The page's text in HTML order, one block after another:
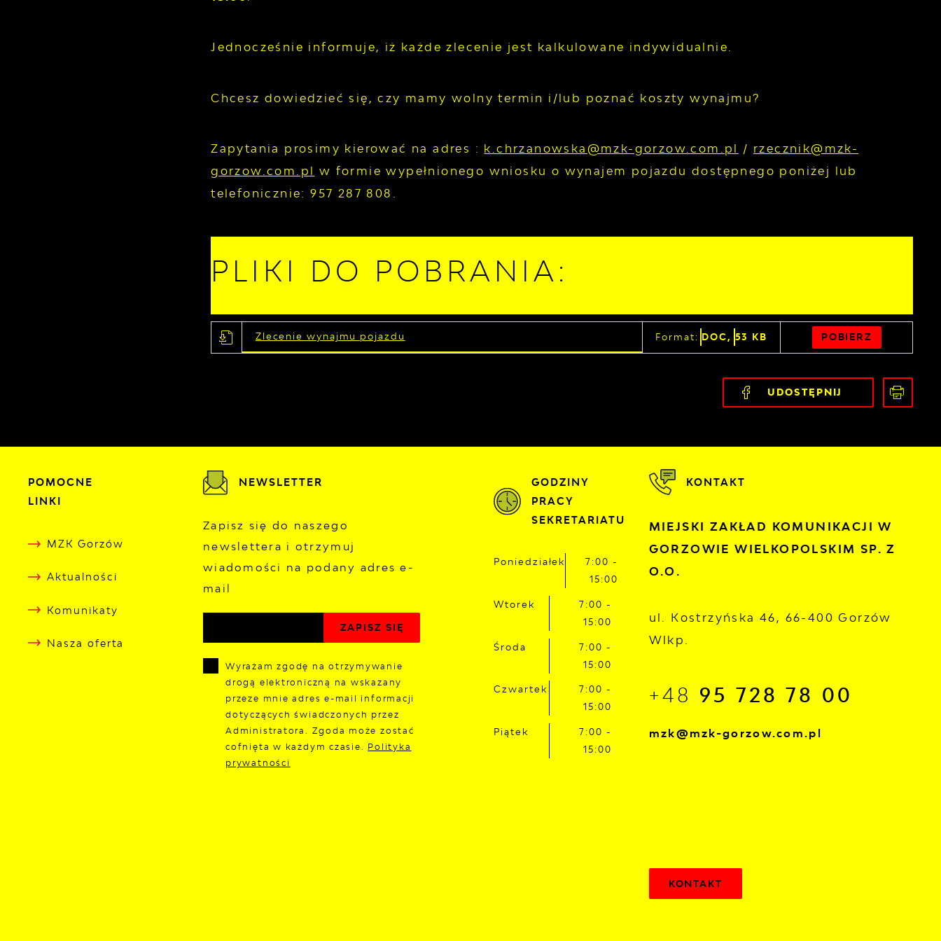
Jednocześnie informuje, iż każde zlecenie jest kalkulowane indywidualnie.
Chcesz dowiedzieć się, czy mamy wolny termin i/lub poznać koszty wynajmu?
Zapytania prosimy kierować na adres : k.chrzanowska@mzk-gorzow.com.pl / rzecznik@mzk-
gorzow.com.pl w formie wypełnionego wniosku o wynajem pojazdu dostępnego poniżej lub
telefonicznie: 957 287 808.
PLIKI DO POBRANIA:
Zlecenie wynajmu pojazdu Format: DOC, 53 KB POBIERZ
UDOSTĘPNIJ
POMOCNE
LINKI
MZK Gorzów
Aktualności
Komunikaty
Nasza oferta
NEWSLETTER
Zapisz się do naszego
newslettera i otrzymuj
wiadomości na podany adres e-
mail
Wyrażam zgodę na otrzymywanie
drogą elektroniczną na wskazany
przeze mnie adres e-mail informacji
dotyczących świadczonych przez
Administratora. Zgoda może zostać
cofnięta w każdym czasie. Polityka
prywatności
GODZINY
PRACY
SEKRETARIATU
Poniedziałek
7:00 -
15:00
Wtorek
7:00 -
15:00
Środa
7:00 -
15:00
Czwartek
7:00 -
15:00
Piątek
7:00 -
15:00
KONTAKT
MIEJSKI ZAKŁAD KOMUNIKACJI W
GORZOWIE WIELKOPOLSKIM SP. Z
O.O.
ul. Kostrzyńska 46, 66-400 Gorzów
Wlkp.
+48 95 728 78 00
mzk@mzk-gorzow.com.pl
KONTAKT